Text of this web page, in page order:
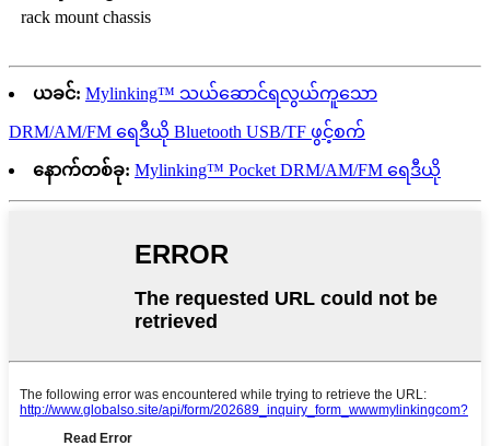
rack mount chassis
ယခင်: Mylinking™ သယ်ဆောင်ရလွယ်ကူသော
DRM/AM/FM ရေဒီယို Bluetooth USB/TF ဖွင့်စက်
နောက်တစ်ခု: Mylinking™ Pocket DRM/AM/FM ရေဒီယို